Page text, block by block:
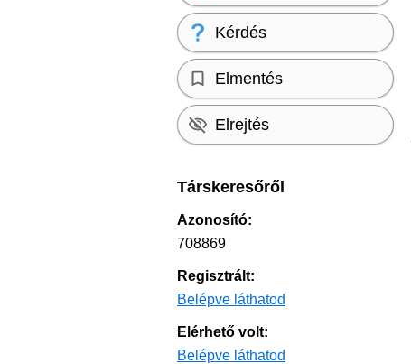
Kérdés
Elmentés
Elrejtés
Társkeresőről
Azonosító:
708869
Regisztrált:
Belépve láthatod
Elérhető volt:
Belépve láthatod